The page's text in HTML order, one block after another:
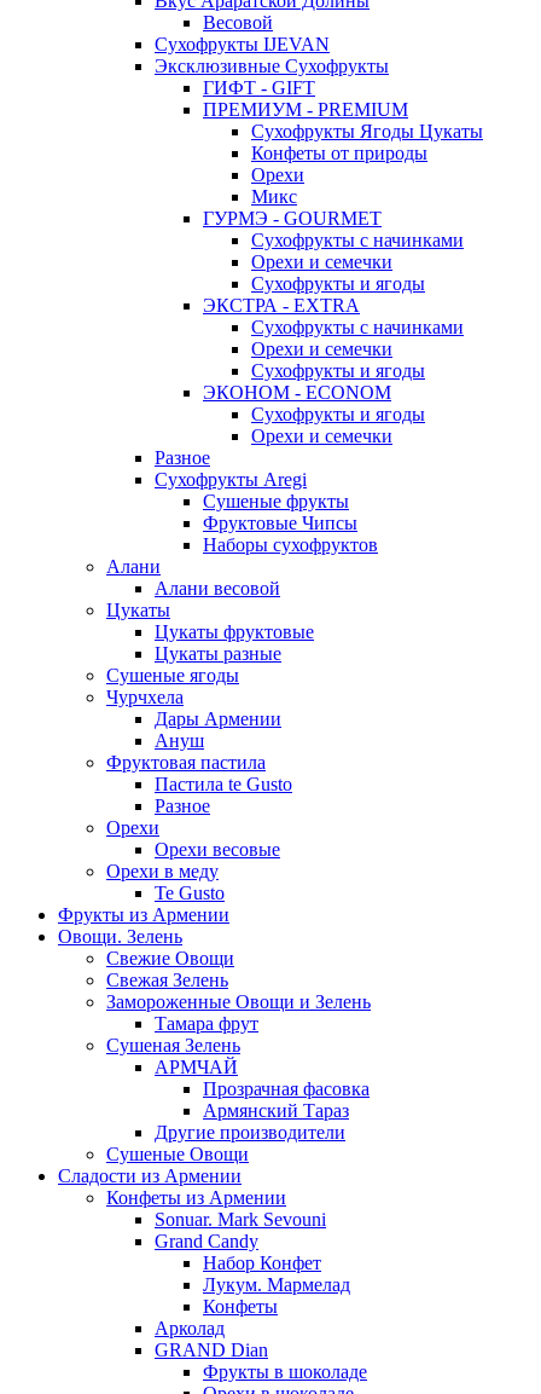
Весовой
Сухофрукты IJEVAN
Эксклюзивные Сухофрукты
ГИФТ - GIFT
ПРЕМИУМ - PREMIUM
Сухофрукты Ягоды Цукаты
Конфеты от природы
Орехи
Микс
ГУРМЭ - GOURMET
Сухофрукты с начинками
Орехи и семечки
Сухофрукты и ягоды
ЭКСТРА - EXTRA
Сухофрукты с начинками
Орехи и семечки
Сухофрукты и ягоды
ЭКОНОМ - ECONOM
Сухофрукты и ягоды
Орехи и семечки
Разное
Сухофрукты Aregi
Сушеные фрукты
Фруктовые Чипсы
Наборы сухофруктов
Алани
Алани весовой
Цукаты
Цукаты фруктовые
Цукаты разные
Сушеные ягоды
Чурчхела
Дары Армении
Ануш
Фруктовая пастила
Пастила te Gusto
Разное
Орехи
Орехи весовые
Орехи в меду
Te Gusto
Фрукты из Армении
Овощи. Зелень
Свежие Овощи
Свежая Зелень
Замороженные Овощи и Зелень
Тамара фрут
Сушеная Зелень
АРМЧАЙ
Прозрачная фасовка
Армянский Тараз
Другие производители
Сушеные Овощи
Сладости из Армении
Конфеты из Армении
Sonuar. Mark Sevouni
Grand Candy
Набор Конфет
Лукум. Мармелад
Конфеты
Арколад
GRAND Dian
Фрукты в шоколаде